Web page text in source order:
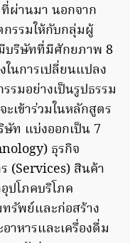
ผ่านมา นอกจาก
กรรมให้กับกลุ่มผู้
มีบริษัทที่มีศักยภาพ 8
นการเปลี่ยนแปลง
รมอย่างเป็นรูปธรรม
เข้าร่วมในหลักสูตร
ท แบ่งออกเป็น 7
ธุรกิจ
(Services) สินค้า
ปโภคบริโภค
รัพย์และก่อสร้าง
หารและเครื่องดื่ม